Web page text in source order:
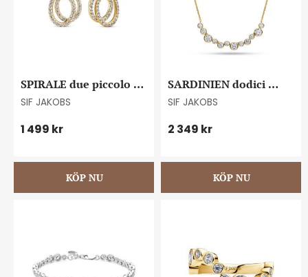
SPIRALE due piccolo
earrings goldplated
SIF JAKOBS
1 499 kr
SARDINIEN dodici
necklace goldplated
SIF JAKOBS
2 349 kr